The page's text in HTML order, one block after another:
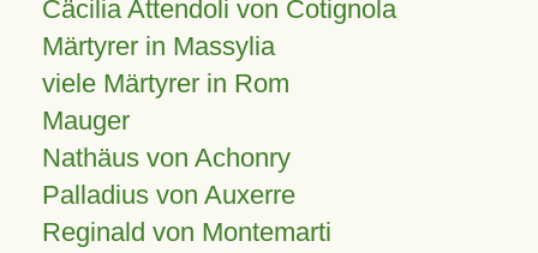
Cäcilia Attendoli von Cotignola
Märtyrer in Massylia
viele Märtyrer in Rom
Mauger
Nathäus von Achonry
Palladius von Auxerre
Reginald von Montemarti